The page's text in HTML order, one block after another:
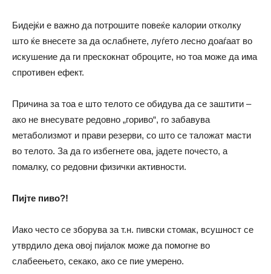
Бидејќи е важно да потрошите повеќе калории отколку
што ќе внесете за да ослабнете, луѓето лесно доаѓаат во
искушение да ги прескокнат оброците, но тоа може да има
спротивен ефект.
Причина за тоа е што телото се обидува да се заштити –
ако не внесувате редовно „гориво“, го забавува
метаболизмот и прави резерви, со што се таложат масти
во телото. За да го избегнете ова, јадете почесто, а
помалку, со редовни физички активности.
Пијте пиво?!
Иако често се зборува за т.н. пивски стомак, всушност се
утврдило дека овој пијалок може да помогне во
слабеењето, секако, ако се пие умерено.